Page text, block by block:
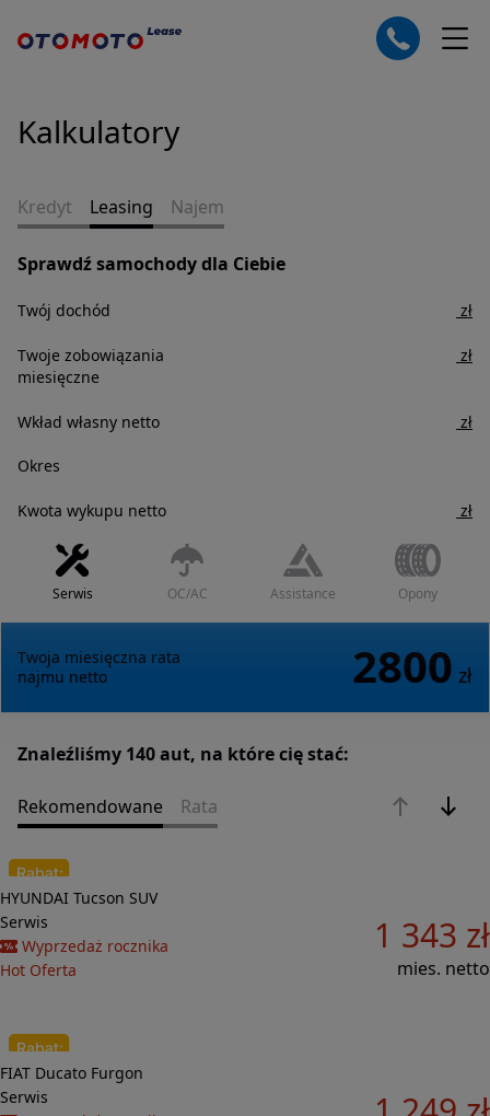
Kalkulatory
Kredyt Leasing Najem
Sprawdź samochody dla Ciebie
Twój dochód zł
Twoje zobowiązania
miesięczne
zł
Wkład własny netto zł
Okres
Kwota wykupu netto zł
Serwis OC/AC Assistance Opony
Twoja miesięczna rata
najmu netto 2800 zł
Znaleźliśmy 140 aut, na które cię stać:
Rekomendowane Rata
30 424 zł
HYUNDAI Tucson SUV
Serwis
Wyprzedaż rocznika
Hot Oferta
1 343 zł
mies. netto
48 306 zł
FIAT Ducato Furgon
Serwis